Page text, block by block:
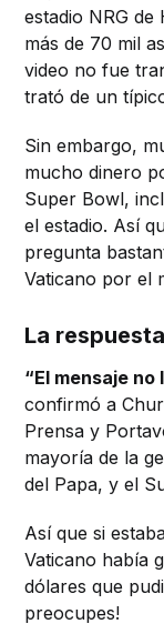
estadio NRG
más de 70 mil
video no fue
trató de un
Sin embargo,
mucho dinero
Super Bowl,
el estadio. Así
pregunta
Vaticano por el
La
“El mensaje
confirmó a
Prensa y
mayoría de la
del Papa, y el
Así que si
Vaticano había
dólares que
preocupes!